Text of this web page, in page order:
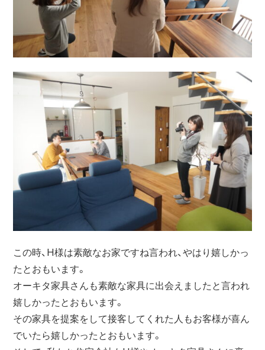
この時、H様は素敵なお家ですね言われ、やはり嬉しかっ
たとおもいます。
オーキタ家具さんも素敵な家具に出会えましたと言われ
嬉しかったとおもいます。
その家具を提案をして接客してくれた人もお客様が喜ん
でいたら嬉しかったとおもいます。